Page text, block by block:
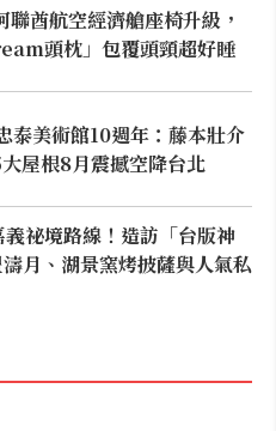
酋航空經濟艙座椅升級，
頭枕」包覆頭頸超好睡
泰美術館10週年：藤本壯介
屋根8月震撼空降台北
祕境路線！造訪「台版神
月、湖景窯烤披薩與人氣私